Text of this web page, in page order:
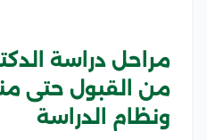
مراحل دراسة
من القبول حتى
ونظام الدراسة